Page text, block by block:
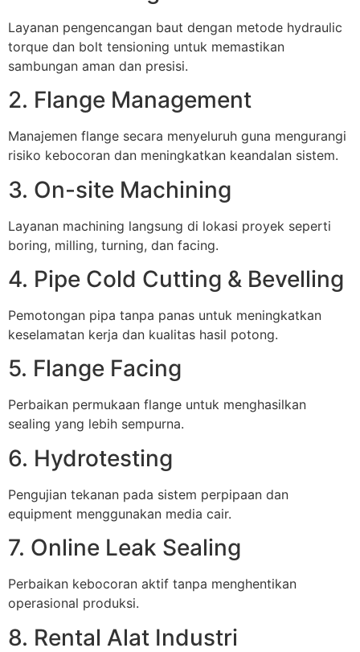
Layanan pengencangan baut dengan metode hydraulic
torque dan bolt tensioning untuk memastikan
sambungan aman dan presisi.
2. Flange Management
Manajemen flange secara menyeluruh guna mengurangi
risiko kebocoran dan meningkatkan keandalan sistem.
3. On-site Machining
Layanan machining langsung di lokasi proyek seperti
boring, milling, turning, dan facing.
4. Pipe Cold Cutting & Bevelling
Pemotongan pipa tanpa panas untuk meningkatkan
keselamatan kerja dan kualitas hasil potong.
5. Flange Facing
Perbaikan permukaan flange untuk menghasilkan
sealing yang lebih sempurna.
6. Hydrotesting
Pengujian tekanan pada sistem perpipaan dan
equipment menggunakan media cair.
7. Online Leak Sealing
Perbaikan kebocoran aktif tanpa menghentikan
operasional produksi.
8. Rental Alat Industri